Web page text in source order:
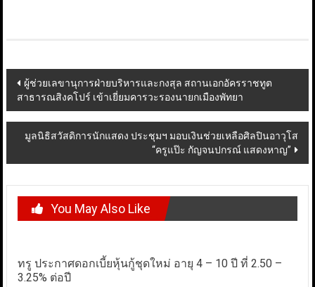
Post
navigation
ผู้ช่วยเลขานุการฝ่ายบริหารและกงสุล สถานเอกอัครราชทูต
สาธารณสิงคโปร์ เข้าเยี่ยมคารวะรองนายกเมืองพัทยา
มูลนิธิสวัสดิการนักแสดง ประชุมฯ มอบเงินช่วยเหลือศิลปินอาวุโส
“ครูแป๊ะ กัญจนปกรณ์ แสดงหาญ”
You May Also Like
ทรู ประกาศดอกเบี้ยหุ้นกู้ชุดใหม่ อายุ 4 – 10 ปี ที่ 2.50 –
3.25% ต่อปี